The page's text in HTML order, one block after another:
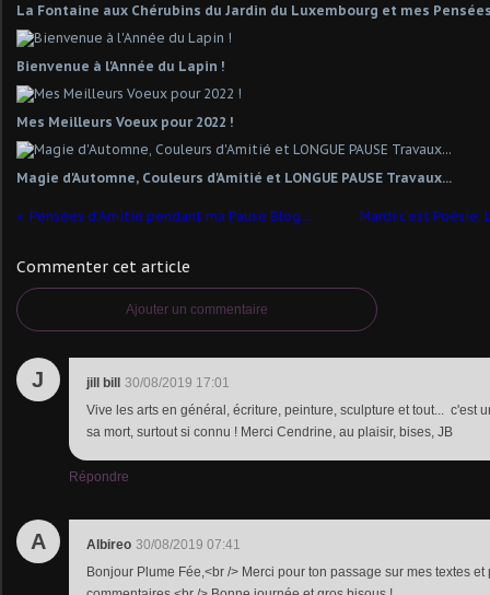
La Fontaine aux Chérubins du Jardin du Luxembourg et mes
Bienvenue à l'Année du Lapin !
Mes Meilleurs Voeux pour 2022 !
Magie d'Automne, Couleurs d'Amitié et LONGUE PAUSE Travaux...
Pensées d'Amitié pendant ma Pause Blog... Mardi c'est Poésie,
Commenter cet article
Ajouter un commentaire
J jill bill 30/08/2019 17:01
Vive les arts en général, écriture, peinture, sculpture et tout... c'est
sa mort, surtout si connu ! Merci Cendrine, au plaisir, bises, JB
Répondre
A Albireo 30/08/2019 07:41
Bonjour Plume Fée,<br /> Merci pour ton passage sur mes textes et